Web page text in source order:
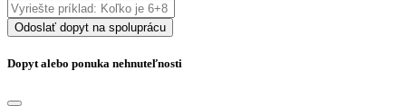
Odoslať dopyt na spoluprácu
Dopyt alebo ponuka nehnuteľnosti